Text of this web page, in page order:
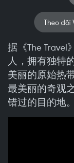
Theo dõi
据《The
人，拥有独特
美丽的原始热
最美丽的奇观
错过的目的地。